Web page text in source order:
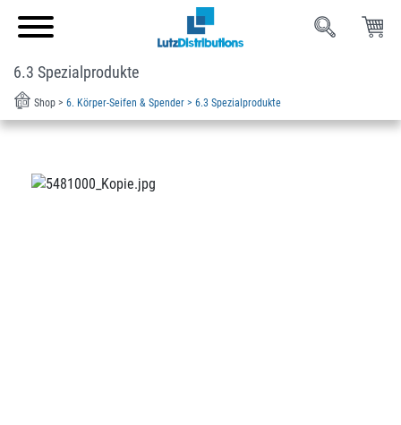
6.3 Spezialprodukte
Shop > 6. Körper-Seifen & Spender > 6.3 Spezialprodukte